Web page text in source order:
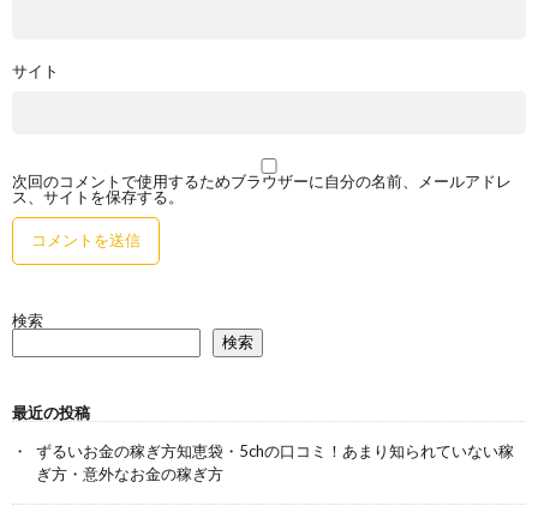
サイト
次回のコメントで使用するためブラウザーに自分の名前、メールアドレ
ス、サイトを保存する。
検索
検索
最近の投稿
ずるいお金の稼ぎ方知恵袋・5chの口コミ！あまり知られていない稼
ぎ方・意外なお金の稼ぎ方